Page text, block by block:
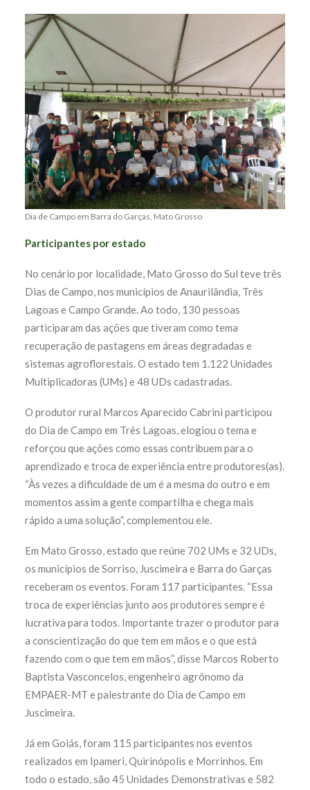
Dia de Campo em Barra do Garças, Mato Grosso
Participantes por estado
No cenário por localidade, Mato Grosso do Sul teve três
Dias de Campo, nos municípios de Anaurilândia, Três
Lagoas e Campo Grande. Ao todo, 130 pessoas
participaram das ações que tiveram como tema
recuperação de pastagens em áreas degradadas e
sistemas agroflorestais. O estado tem 1.122 Unidades
Multiplicadoras (UMs) e 48 UDs cadastradas.
O produtor rural Marcos Aparecido Cabrini participou
do Dia de Campo em Três Lagoas, elogiou o tema e
reforçou que ações como essas contribuem para o
aprendizado e troca de experiência entre produtores(as).
“Às vezes a dificuldade de um é a mesma do outro e em
momentos assim a gente compartilha e chega mais
rápido a uma solução”, complementou ele.
Em Mato Grosso, estado que reúne 702 UMs e 32 UDs,
os municípios de Sorriso, Juscimeira e Barra do Garças
receberam os eventos. Foram 117 participantes. “Essa
troca de experiências junto aos produtores sempre é
lucrativa para todos. Importante trazer o produtor para
a conscientização do que tem em mãos e o que está
fazendo com o que tem em mãos”, disse Marcos Roberto
Baptista Vasconcelos, engenheiro agrônomo da
EMPAER-MT e palestrante do Dia de Campo em
Juscimeira.
Já em Goiás, foram 115 participantes nos eventos
realizados em Ipameri, Quirinópolis e Morrinhos. Em
todo o estado, são 45 Unidades Demonstrativas e 582